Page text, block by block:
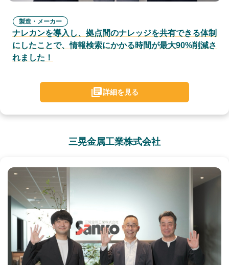
製造・メーカー
ナレカンを導入し、拠点間のナレッジを共有できる体制
にしたことで、情報検索にかかる時間が最大90%削減さ
れました！
詳細を見る
三晃金属工業株式会社